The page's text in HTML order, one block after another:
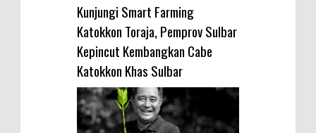
Kunjungi Smart Farming
Katokkon Toraja, Pemprov Sulbar
Kepincut Kembangkan Cabe
Katokkon Khas Sulbar